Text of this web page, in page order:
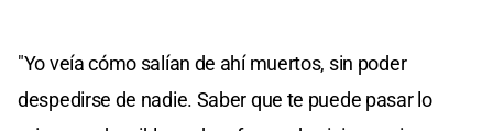
"Yo veía cómo salían de ahí muertos, sin poder
despedirse de nadie. Saber que te puede pasar lo